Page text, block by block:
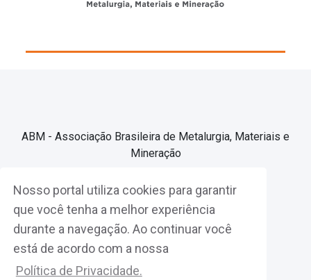
Nosso portal utiliza cookies para garantir
que você tenha a melhor experiência
durante a navegação. Ao continuar você
está de acordo com a nossa
Política de Privacidade.
ABM - Associação Brasileira de Metalurgia, Materiais e
Mineração
Associe-se
Fazer Login